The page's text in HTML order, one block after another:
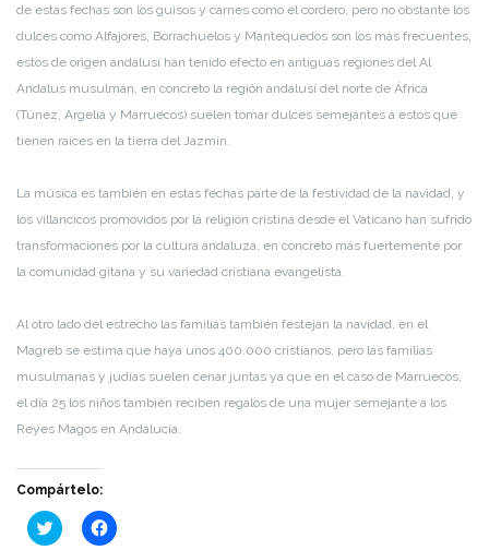
de estas fechas son los guisos y carnes como el cordero, pero no obstante los
dulces como Alfajores, Borrachuelos y Mantequedos son los más frecuentes,
estos de origen andalusí han tenido efecto en antiguas regiones del Al
Andalus musulmán, en concreto la región andalusí del norte de África
(Túnez, Argelia y Marruecos) suelen tomar dulces semejantes a estos que
tienen raíces en la tierra del Jazmín.
La música es también en estas fechas parte de la festividad de la navidad, y
los villancicos promovidos por la religión cristina desde el Vaticano han sufrido
transformaciones por la cultura andaluza, en concreto más fuertemente por
la comunidad gitana y su variedad cristiana evangelista.
Al otro lado del estrecho las familias también festejan la navidad, en el
Magreb se estima que haya unos 400.000 cristianos, pero las familias
musulmanas y judías suelen cenar juntas ya que en el caso de Marruecos,
el día 25 los niños también reciben regalos de una mujer semejante a los
Reyes Magos en Andalucía.
Compártelo:
Haz
clic
Haz
clic